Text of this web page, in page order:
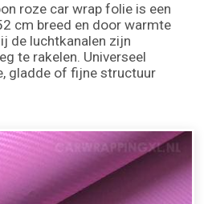
roze car wrap folie is een
cm breed en door warmte
de luchtkanalen zijn
te rakelen. Universeel
gladde of fijne structuur